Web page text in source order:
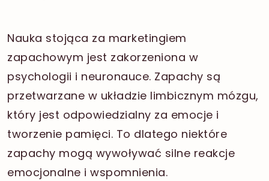
Nauka stojąca za marketingiem
zapachowym jest zakorzeniona w
psychologii i neuronauce. Zapachy są
przetwarzane w układzie limbicznym mózgu,
który jest odpowiedzialny za emocje i
tworzenie pamięci. To dlatego niektóre
zapachy mogą wywoływać silne reakcje
emocjonalne i wspomnienia.